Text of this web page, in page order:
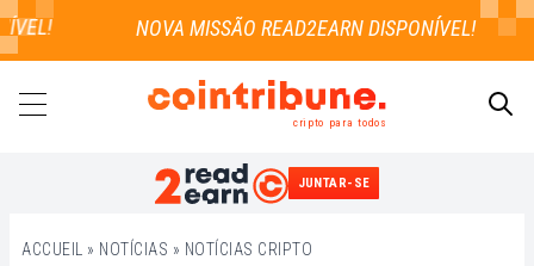
cripto para todos
JUNTAR-SE
ACCUEIL » NOTÍCIAS » NOTÍCIAS CRIPTO